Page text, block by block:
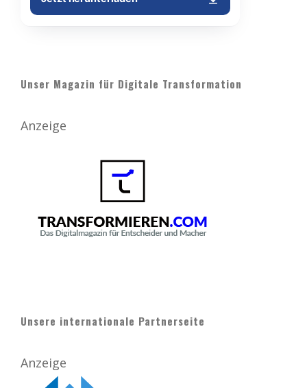
Unser Magazin für Digitale Transformation
Anzeige
Unsere internationale Partnerseite
Anzeige